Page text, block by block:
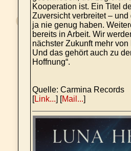
Kooperation ist. Ein Titel
Zuversicht verbreitet – und
ja nie genug haben.
bereits in Arbeit. Wir
nächster Zukunft mehr
Und das gehört auch zu
Hoffnung“.
Quelle: Carmina Records
[Link...] [Mail...]